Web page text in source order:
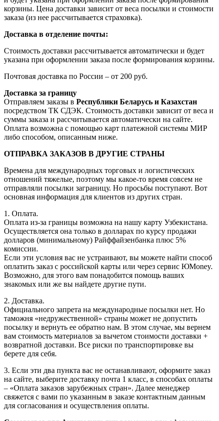
корзины. Цена доставки зависит от веса посылки и стоимости
заказа (из нее рассчитывается страховка).
Доставка в отделение почты:
Стоимость доставки рассчитывается автоматически и будет
указана при оформлении заказа после формирования корзины.
Почтовая доставка по России – от 200 руб.
Доставка за границу
Отправляем заказы в Республики Беларусь и Казахстан
посредством ТК СДЭК. Стоимость доставки зависит от веса и
суммы заказа и рассчитывается автоматически на сайте.
Оплата возможна с помощью карт платежной системы МИР
либо способом, описанным ниже.
ОТПРАВКА ЗАКАЗОВ В ДРУГИЕ СТРАНЫ
Времена для международных торговых и логистических
отношений тяжелые, поэтому мы какое-то время совсем не
отправляли посылки заграницу. Но просьбы поступают. Вот
основная информация для клиентов из других стран.
1. Оплата.
Оплата из-за границы возможна на нашу карту Узбекистана.
Осуществляется она только в долларах по курсу продажи
долларов (минимальному) Райффайзенбанка плюс 5%
комиссии.
Если эти условия вас не устраивают, вы можете найти способ
оплатить заказ с российской карты или через сервис ЮMoney.
Возможно, для этого вам понадобится помощь ваших
знакомых или же вы найдете другие пути.
2. Доставка.
Официального запрета на международные посылки нет. Но
таможня «недружественной» страны может не допустить
посылку и вернуть ее обратно нам. В этом случае, мы вернем
вам стоимость материалов за вычетом стоимости доставки +
возвратной доставки. Все риски по транспортировке вы
берете для себя.
3. Если эти два пункта вас не останавливают, оформите заказ
на сайте, выберите доставку почта 1 класс, в способах оплаты
– «Оплата заказов зарубежных стран». Далее менеджер
свяжется с вами по указанным в заказе контактным данным
для согласования и осуществления оплаты.